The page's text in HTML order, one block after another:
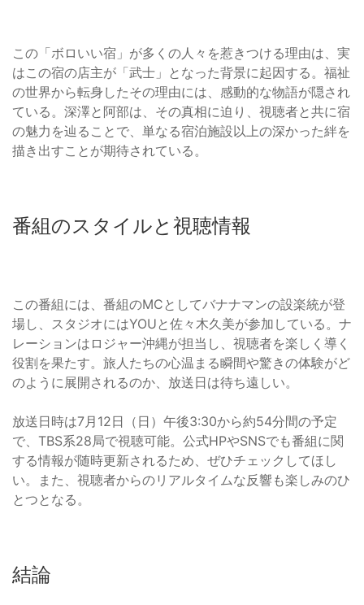
この「ボロいい宿」が多くの人々を惹きつける理由は、実
はこの宿の店主が「武士」となった背景に起因する。福祉
の世界から転身したその理由には、感動的な物語が隠され
ている。深澤と阿部は、その真相に迫り、視聴者と共に宿
の魅力を辿ることで、単なる宿泊施設以上の深かった絆を
描き出すことが期待されている。
番組のスタイルと視聴情報
この番組には、番組のMCとしてバナナマンの設楽統が登
場し、スタジオにはYOUと佐々木久美が参加している。ナ
レーションはロジャー沖縄が担当し、視聴者を楽しく導く
役割を果たす。旅人たちの心温まる瞬間や驚きの体験がど
のように展開されるのか、放送日は待ち遠しい。
放送日時は7月12日（日）午後3:30から約54分間の予定
で、TBS系28局で視聴可能。公式HPやSNSでも番組に関
する情報が随時更新されるため、ぜひチェックしてほし
い。また、視聴者からのリアルタイムな反響も楽しみのひ
とつとなる。
結論